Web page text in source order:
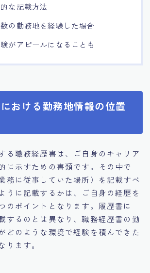
な記載方法
の勤務地を経験した場合
がアピールになることも
おける勤務地情報の位置
る職務経歴書は、ご自身のキャリア
に示すための書類です。その中で
務に従事していた場所）を記載すべ
うに記載するかは、ご自身の経歴を
のポイントとなります。履歴書に
するのとは異なり、職務経歴書の勤
どのような環境で経験を積んできた
ります。